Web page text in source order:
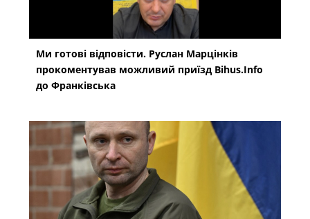
Ми готові відповісти. Руслан Марцінків
прокоментував можливий приїзд Bihus.Info
до Франківська